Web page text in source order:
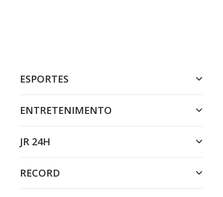
ESPORTES
ENTRETENIMENTO
JR 24H
RECORD